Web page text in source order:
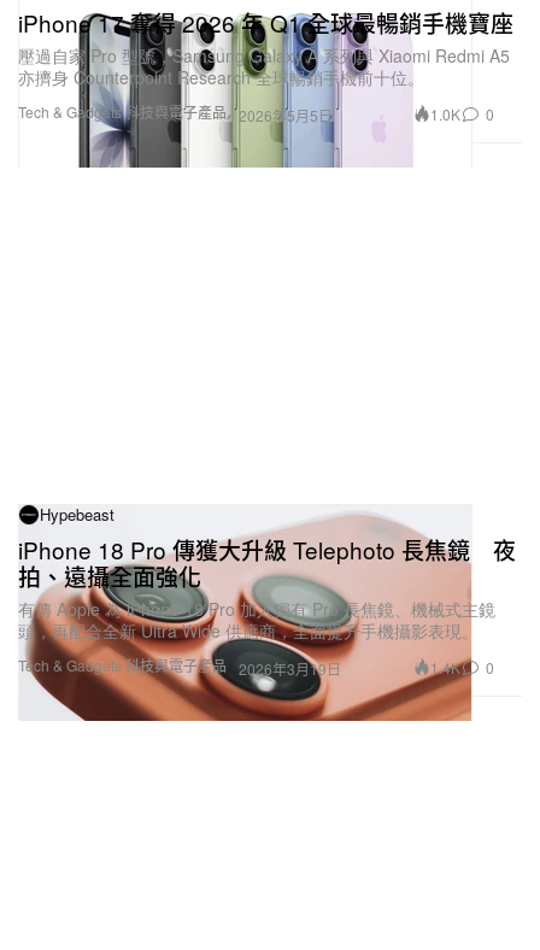
iPhone 17 奪得 2026 年 Q1 全球最暢銷手機寶座
壓過自家 Pro 型號，Samsung Galaxy A 系列與 Xiaomi Redmi A5
亦擠身 Counterpoint Research 全球暢銷手機前十位。
Tech & Gadgets 科技與電子產品 2026年5月5日 1.0K 0
Hypebeast
iPhone 18 Pro 傳獲大升級 Telephoto 長焦鏡 夜
拍、遠攝全面強化
有傳 Apple 為 iPhone 18 Pro 加入獨有 Pro 長焦鏡、機械式主鏡
頭，再配合全新 Ultra Wide 供應商，全面提升手機攝影表現。
Tech & Gadgets 科技與電子產品 2026年3月19日 1.4K 0